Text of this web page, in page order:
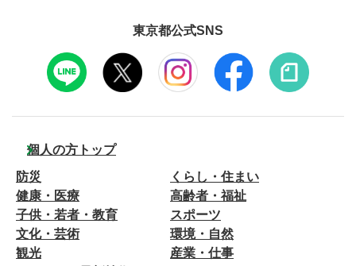
東京都公式SNS
個人の方トップ
防災
くらし・住まい
健康・医療
高齢者・福祉
子供・若者・教育
スポーツ
文化・芸術
環境・自然
観光
産業・仕事